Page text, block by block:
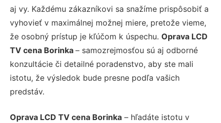
aj vy. Každému zákazníkovi sa snažíme prispôsobiť a
vyhovieť v maximálnej možnej miere, pretože vieme,
že osobný prístup je kľúčom k úspechu. Oprava LCD
TV cena Borinka – samozrejmosťou sú aj odborné
konzultácie či detailné poradenstvo, aby ste mali
istotu, že výsledok bude presne podľa vašich
predstáv.
Oprava LCD TV cena Borinka – hľadáte istotu v